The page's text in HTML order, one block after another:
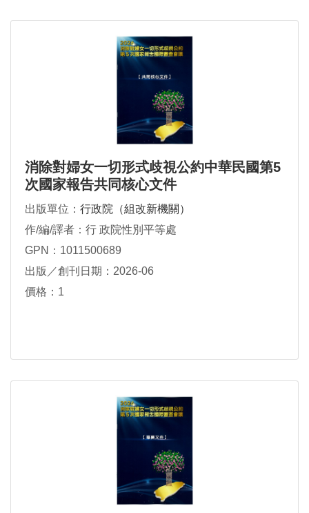
消除對婦女一切形式歧視公約中華民國第5
次國家報告共同核心文件
出版單位： 行政院（組改新機關）
作/編/譯者：行 政院性別平等處
GPN：1011500689
出版／創刊日期：2026-06
價格：1